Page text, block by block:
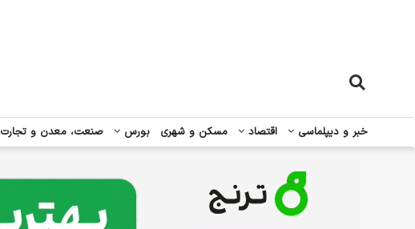
خبر و دیپلماسی اقتصاد مسکن و شهری بورس صنعت، معدن و تجارت